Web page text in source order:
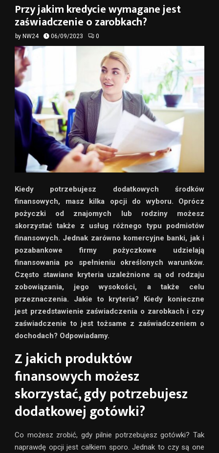
Przy jakim kredycie wymagane jest
zaświadczenie o zarobkach?
by NW24 06/09/2023 0
Kiedy potrzebujesz dodatkowych środków
finansowych, masz kilka opcji do wyboru. Oprócz
pożyczki od znajomych lub rodziny możesz
skorzystać także z usług różnego typu podmiotów
finansowych. Jednak zarówno komercyjne banki, jak i
pozabankowe firmy pożyczkowe udzielają
finansowania po spełnieniu określonych warunków.
Często stawiane kryteria uzależnione są od rodzaju
zobowiązania, jego wysokości, a także celu
przeznaczenia. Jakie to kryteria? Kiedy konieczne
jest przedstawienie zaświadczenia o zarobkach i czy
zaświadczenie to jest tożsame z zaświadczeniem o
dochodach? Odpowiadamy.
Z jakich produktów
finansowych możesz
skorzystać, gdy potrzebujesz
dodatkowej gotówki?
Co możesz zrobić, gdy pilnie potrzebujesz gotówki? Tak
naprawdę opcji jest całkiem sporo. Jednak to czy są one